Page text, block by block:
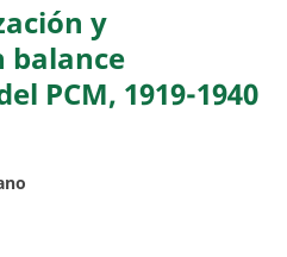
y
balance
PCM, 1919-1940